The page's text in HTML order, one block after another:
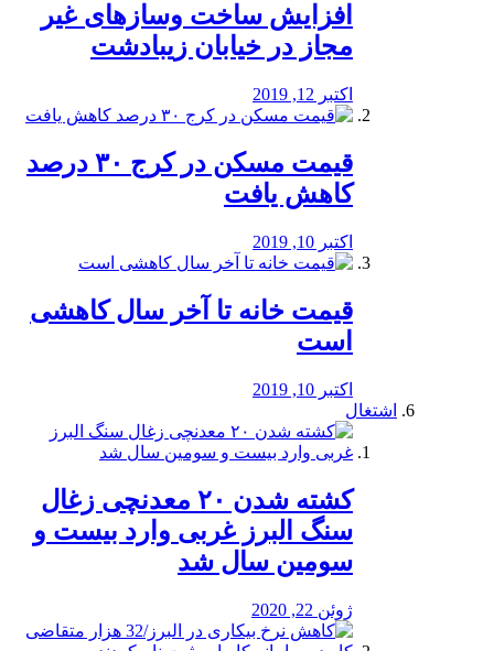
افزایش ساخت وسازهای غیر
مجاز در خیابان زیبادشت
اکتبر 12, 2019
️قیمت مسکن در کرج ۳۰ درصد
کاهش یافت
اکتبر 10, 2019
قیمت خانه تا آخر سال کاهشی
است
اکتبر 10, 2019
اشتغال
کشته شدن ۲۰ معدنچی زغال
سنگ البرز غربی وارد بیست و
سومین سال شد
ژوئن 22, 2020